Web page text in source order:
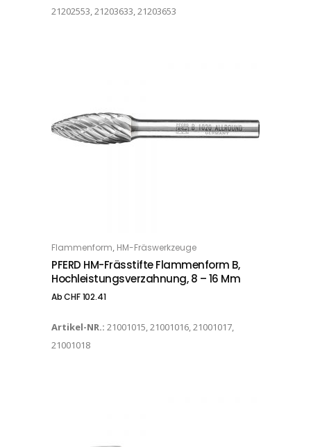
21202553, 21203633, 21203653
OPTIONS
Flammenform, HM-Fräswerkzeuge
PFERD HM-Frässtifte Flammenform B,
Hochleistungsverzahnung, 8 – 16 Mm
AbCHF102.41
Artikel-NR.: 21001015, 21001016, 21001017,
21001018